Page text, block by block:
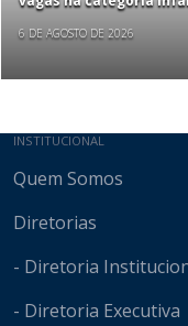
6 DE AGOSTO DE 2026
Mapa do
INSTITUCIONAL
Quem Somos
Diretorias
- Diretoria
- Diretoria Executiva